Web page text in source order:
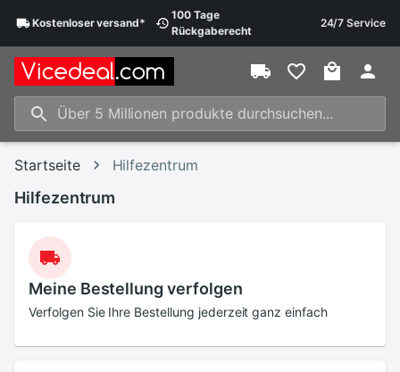
Kostenloserversand*
100 Tage
Rückgaberecht
24/7 Service
Startseite Hilfezentrum
Hilfezentrum
Meine Bestellung verfolgen
Verfolgen Sie Ihre Bestellung jederzeit ganz einfach